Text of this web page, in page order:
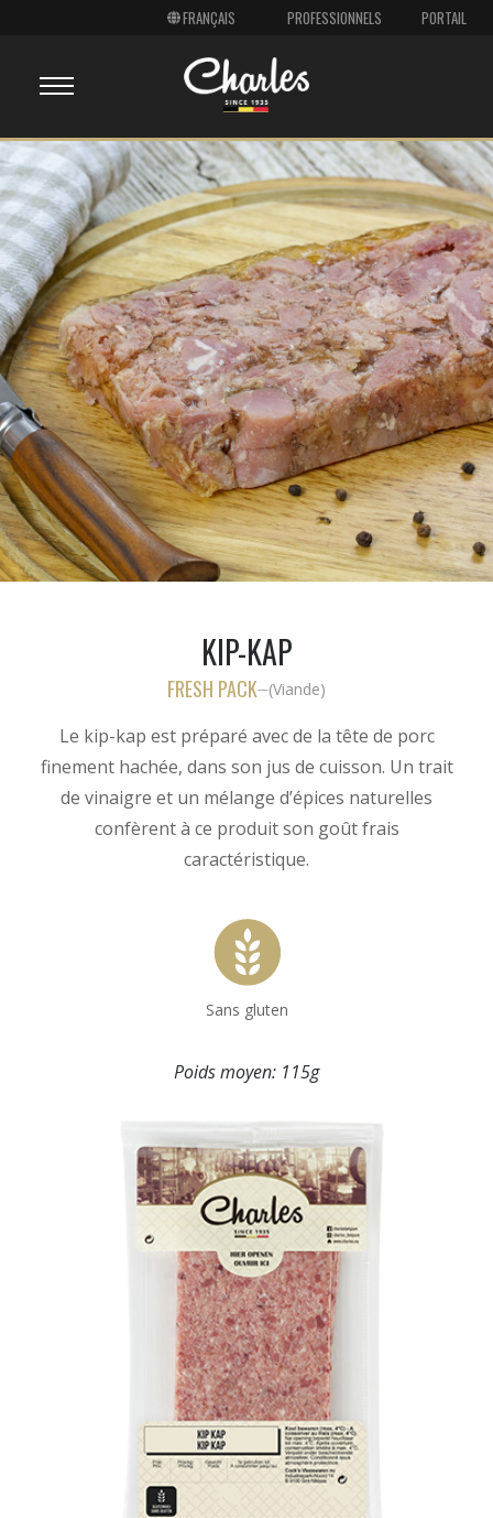
PROFESSIONNELS PORTAIL
KIP-KAP
FRESH PACK—(Viande)
Le kip-kap est préparé avec de la tête de porc
finement hachée, dans son jus de cuisson. Un trait
de vinaigre et un mélange d’épices naturelles
confèrent à ce produit son goût frais
caractéristique.
Sans gluten
Poids moyen: 115g